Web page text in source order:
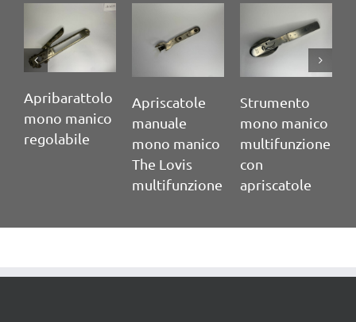
Apribarattolo
mono manico
regolabile
Apriscatole
manuale
mono manico
The Lovis
multifunzione
Strumento
mono manico
multifunzione
con
apriscatole